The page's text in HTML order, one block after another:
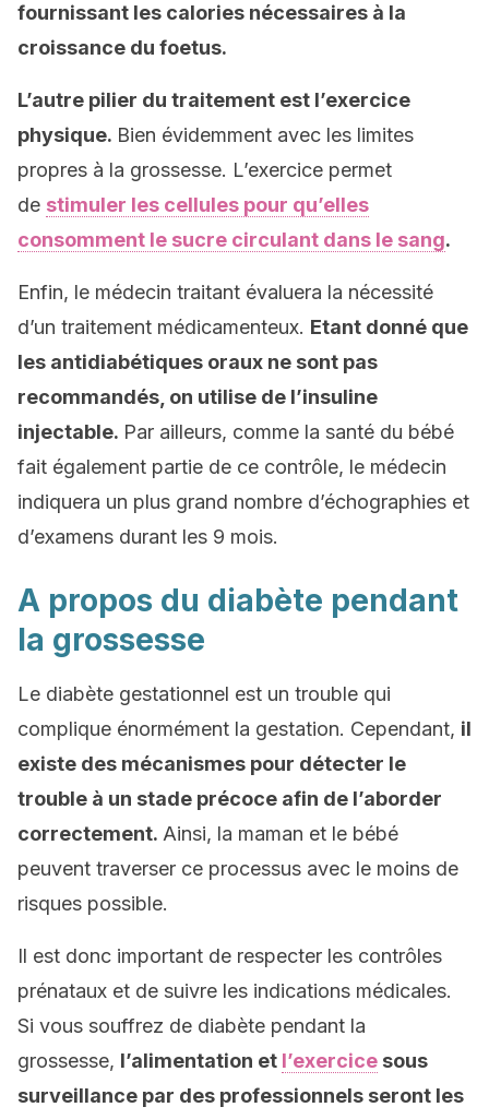
fournissant les calories nécessaires à la
croissance du foetus.
L’autre pilier du traitement est l’exercice
physique. Bien évidemment avec les limites
propres à la grossesse. L’exercice permet
de stimuler les cellules pour qu’elles
consomment le sucre circulant dans le sang.
Enfin, le médecin traitant évaluera la nécessité
d’un traitement médicamenteux. Etant donné que
les antidiabétiques oraux ne sont pas
recommandés, on utilise de l’insuline
injectable. Par ailleurs, comme la santé du bébé
fait également partie de ce contrôle, le médecin
indiquera un plus grand nombre d’échographies et
d’examens durant les 9 mois.
A propos du diabète pendant
la grossesse
Le diabète gestationnel est un trouble qui
complique énormément la gestation. Cependant, il
existe des mécanismes pour détecter le
trouble à un stade précoce afin de l’aborder
correctement. Ainsi, la maman et le bébé
peuvent traverser ce processus avec le moins de
risques possible.
Il est donc important de respecter les contrôles
prénataux et de suivre les indications médicales.
Si vous souffrez de diabète pendant la
grossesse, l’alimentation et l’exercice sous
surveillance par des professionnels seront les